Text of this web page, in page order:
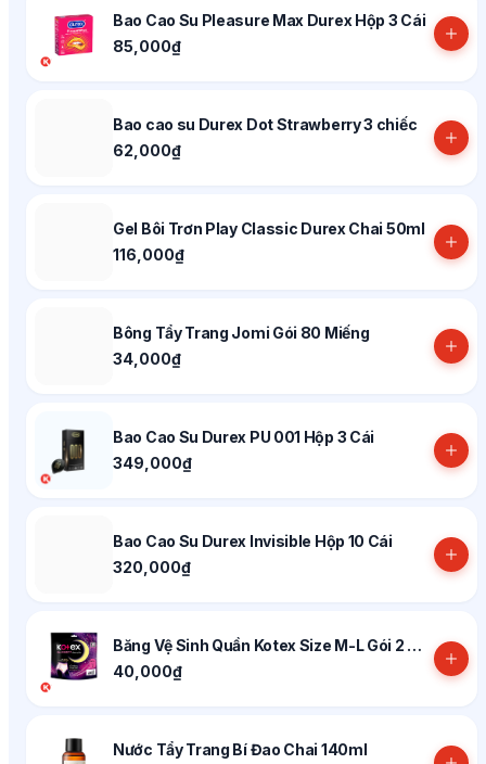
Bao Cao Su Pleasure Max Durex Hộp 3 Cái
85,000₫
Bao cao su Durex Dot Strawberry 3 chiếc
62,000₫
Gel Bôi Trơn Play Classic Durex Chai 50ml
116,000₫
Bông Tẩy Trang Jomi Gói 80 Miếng
34,000₫
Bao Cao Su Durex PU 001 Hộp 3 Cái
349,000₫
Bao Cao Su Durex Invisible Hộp 10 Cái
320,000₫
Băng Vệ Sinh Quần Kotex Size M-L Gói 2 Miếng
40,000₫
Nước Tẩy Trang Bí Đao Chai 140ml